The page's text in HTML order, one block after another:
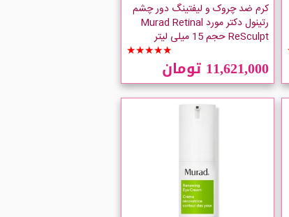
کرم ضد چروک و لیفتینگ دور چشم
رتینول دکتر مورد Murad Retinal
ReSculpt حجم 15 میلی لیتر
★★★★★
11,621,000 تومان